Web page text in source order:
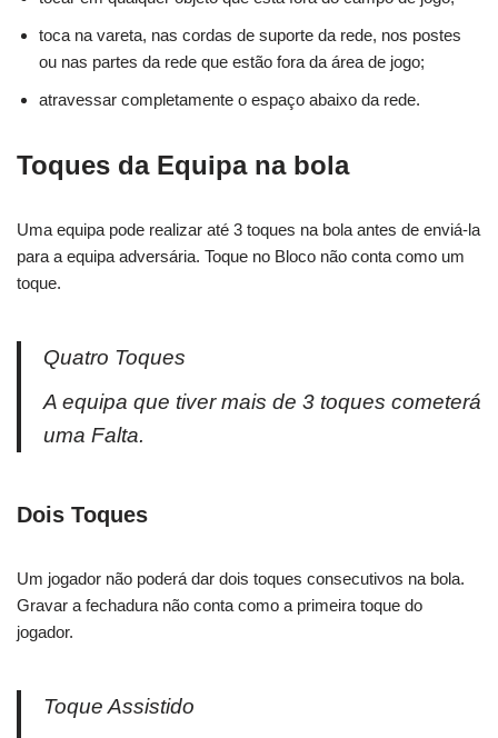
toca na vareta, nas cordas de suporte da rede, nos postes
ou nas partes da rede que estão fora da área de jogo;
atravessar completamente o espaço abaixo da rede.
Toques da Equipa na bola
Uma equipa pode realizar até 3 toques na bola antes de enviá-la
para a equipa adversária. Toque no Bloco não conta como um
toque.
Quatro Toques
A equipa que tiver mais de 3 toques cometerá
uma Falta.
Dois Toques
Um jogador não poderá dar dois toques consecutivos na bola.
Gravar a fechadura não conta como a primeira toque do
jogador.
Toque Assistido